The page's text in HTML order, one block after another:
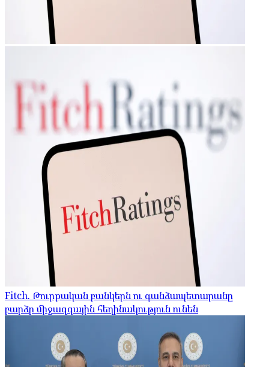
Fitch. Թուրքական բանկերն ու գանձապետարանը
բարձր միջազգային հեղինակություն ունեն